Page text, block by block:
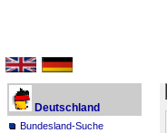
Deutschland
Bundesland-Suche